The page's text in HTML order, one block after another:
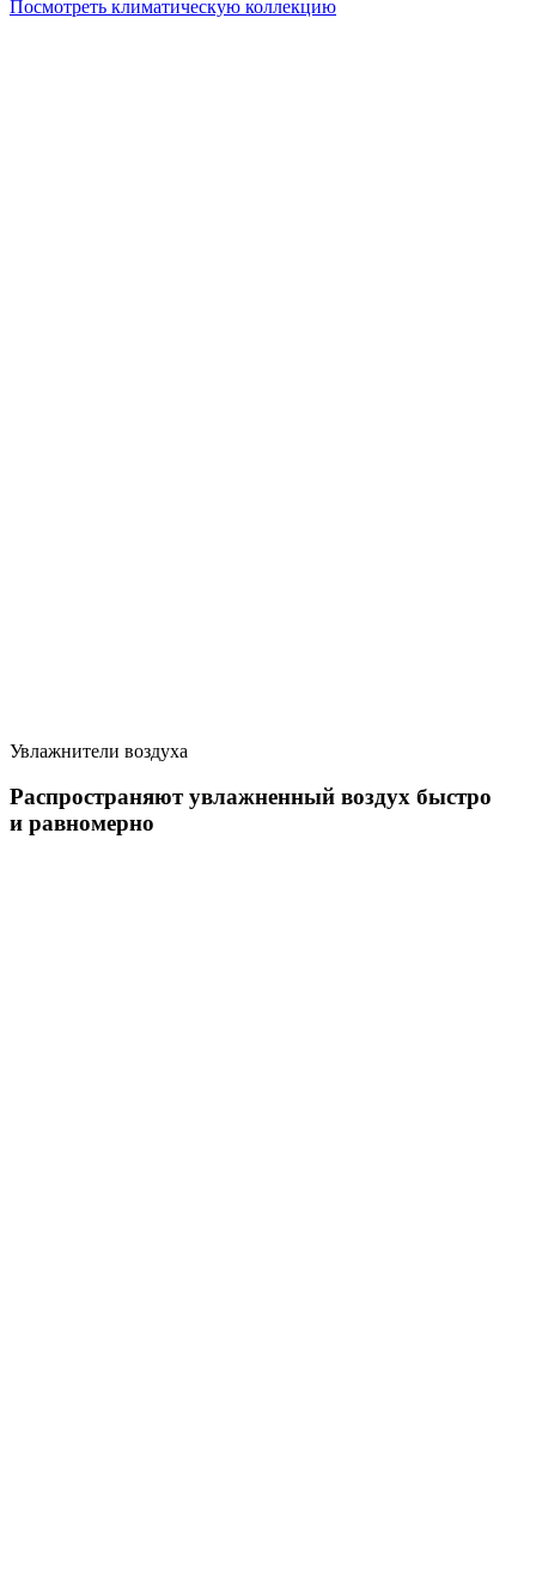
Посмотреть климатическую коллекцию
Увлажнители воздуха
Распространяют увлажненный воздух быстро
и равномерно